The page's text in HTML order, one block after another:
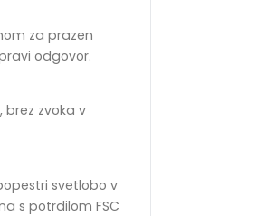
za prazen
odgovor.
brez zvoka v
svetlobo v
s potrdilom FSC